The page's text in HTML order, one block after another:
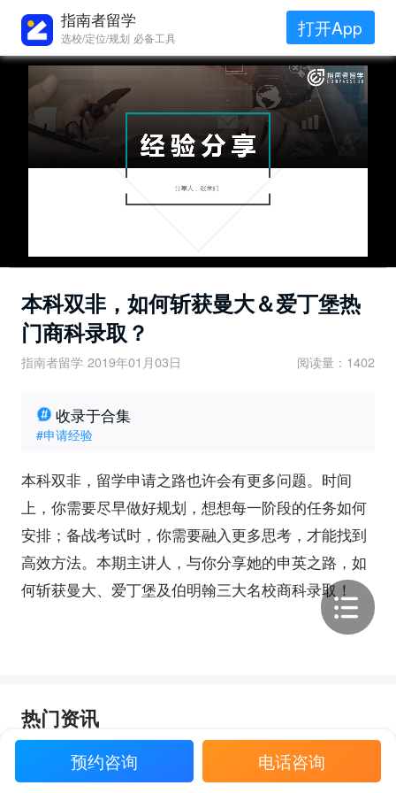
指南者留学
选校/定位/规划 必备工具 打开App
本科双非，如何斩获曼大＆爱丁堡热
门商科录取？
指南者留学 2019年01月03日 阅读量：1402
收录于合集
#申请经验
本科双非，留学申请之路也许会有更多问题。时间
上，你需要尽早做好规划，想想每一阶段的任务如何
安排；备战考试时，你需要融入更多思考，才能找到
高效方法。本期主讲人，与你分享她的申英之路，如
何斩获曼大、爱丁堡及伯明翰三大名校商科录取！
热门资讯
“放弃保研985，我赌赢了！”双非学
姐，九战雅思，终斩获南洋理工双
预约咨询 电话咨询